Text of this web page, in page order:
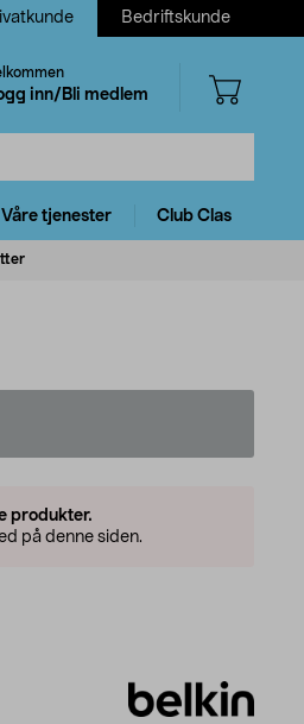
Bedriftskunde
inn/Bli medlem
Våre tjenester Club Clas
produkter.
på denne siden.